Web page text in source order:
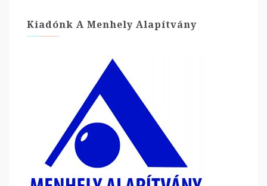
Kiadónk A Menhely Alapítvány